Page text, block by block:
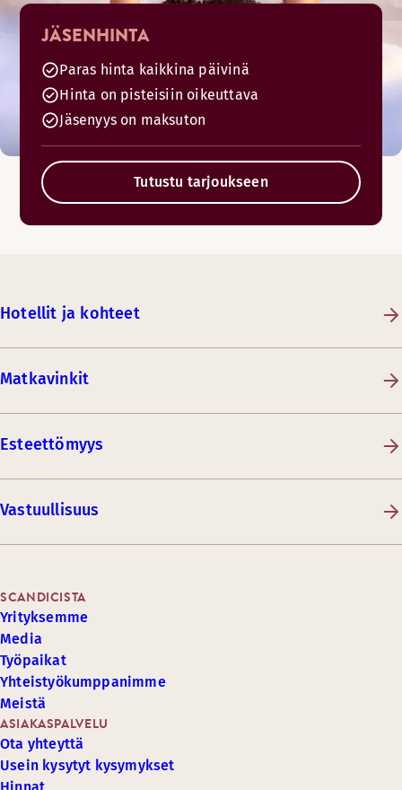
JÄSENHINTA
Paras hinta kaikkina päivinä
Hinta on pisteisiin oikeuttava
Jäsenyys on maksuton
Tutustu tarjoukseen
Hotellit ja kohteet
Matkavinkit
Esteettömyys
Vastuullisuus
ASIAKASPALVELU
Ota yhteyttä
Usein kysytyt kysymykset
SCANDICISTA
Yrityksemme
Media
Työpaikat
Yhteistyökumppanimme
Meistä